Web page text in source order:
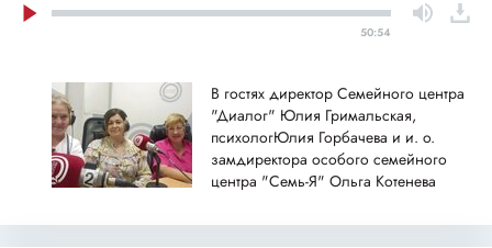
50:54
В гостях директор Семейного центра
"Диалог" Юлия Гримальская,
психологЮлия Горбачева и и. о.
замдиректора особого семейного
центра "Семь-Я" Ольга Котенева